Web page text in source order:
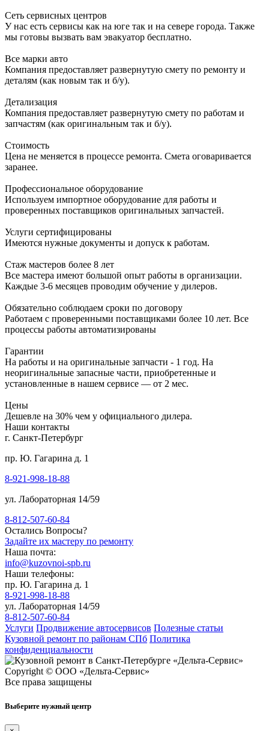
Сеть сервисных центров
У нас есть сервисы как на юге так и на севере города. Также
мы готовы вызвать вам эвакуатор бесплатно.
Все марки авто
Компания предоставляет развернутую смету по ремонту и
деталям (как новым так и б/у).
Детализация
Компания предоставляет развернутую смету по работам и
запчастям (как оригинальным так и б/у).
Стоимость
Цена не меняется в процессе ремонта. Смета оговаривается
заранее.
Профессиональное оборудование
Используем импортное оборудование для работы и
проверенных поставщиков оригинальных запчастей.
Услуги сертифицированы
Имеются нужные документы и допуск к работам.
Стаж мастеров более 8 лет
Все мастера имеют большой опыт работы в организации.
Каждые 3-6 месяцев проводим обучение у дилеров.
Обязательно соблюдаем сроки по договору
Работаем с проверенными поставщиками более 10 лет. Все
процессы работы автоматизированы
Гарантии
На работы и на оригинальные запчасти - 1 год. На
неоригинальные запасные части, приобретенные и
установленные в нашем сервисе — от 2 мес.
Цены
Дешевле на 30% чем у официального дилера.
Наши контакты
г. Санкт-Петербург
пр. Ю. Гагарина д. 1
8-921-998-18-88
ул. Лабораторная 14/59
8-812-507-60-84
Остались Вопросы?
Задайте их мастеру по ремонту
Наша почта:
info@kuzovnoi-spb.ru
Наши телефоны:
пр. Ю. Гагарина д. 1
8-921-998-18-88
ул. Лабораторная 14/59
8-812-507-60-84
Услуги Продвижение автосервисов Полезные статьи
Кузовной ремонт по районам СПб Политика
конфиденциальности
Copyright © ООО «Дельта-Сервис»
Все права защищены
Выберите нужный центр